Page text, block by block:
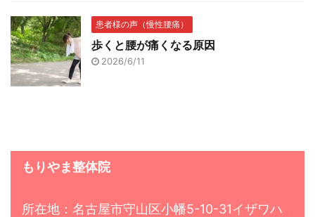
患者様の声（慢性腰痛）
歩くと腰が痛くなる原因
2026/6/11
もりやま整体院
所在地：名古屋市守山区小幡5-10-31イザワハ